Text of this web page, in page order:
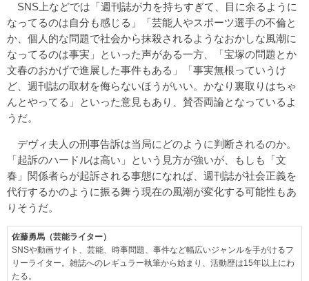
SNS上などでは「週刊誌が力を持ちすぎて、目に余るように
なってるのは自分も感じる」「芸能人やスポーツ選手の不倫と
か、個人的な問題で社会から抹殺されるようなおかしな風潮に
なってるのは事実」といった声がある一方、「宝塚の問題とか
文春のおかげで進展した事件もある」「事実無根っていうけ
ど、週刊誌の取材を侮らないほうがいい。かなり裏取りはちゃ
んとやってる」といった意見もあり、賛否両論となっているよ
うだ。
デヴィ夫人の刑事告訴は当局にどのように判断されるのか。
「起訴のハードルは高い」という見方が強いが、もしも「文
春」関係者らが起訴される事態になれば、週刊誌が社会正義を
代行するかのように振る舞う現在の風潮が変化する可能性もあ
りそうだ。
佐藤勇馬（芸能ライター）
SNSや動画サイト、芸能、時事問題、事件など幅広いジャンルを手がけるフ
リーライター。雑誌へのレギュラー執筆から始まり、活動歴は15年以上にわ
たる。